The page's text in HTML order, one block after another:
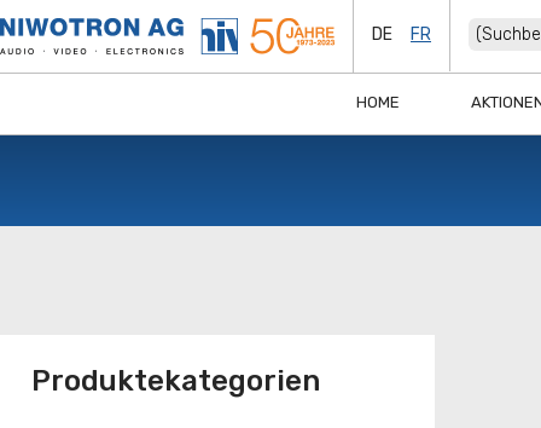
DE FR
HOME
Produktekategorien